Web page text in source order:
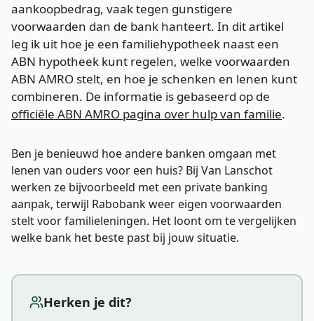
aankoopbedrag, vaak tegen gunstigere
voorwaarden dan de bank hanteert. In dit artikel
leg ik uit hoe je een familiehypotheek naast een
ABN hypotheek kunt regelen, welke voorwaarden
ABN AMRO stelt, en hoe je schenken en lenen kunt
combineren. De informatie is gebaseerd op de
officiële ABN AMRO pagina over hulp van familie.
Ben je benieuwd hoe andere banken omgaan met
lenen van ouders voor een huis? Bij Van Lanschot
werken ze bijvoorbeeld met een private banking
aanpak, terwijl Rabobankweer eigen voorwaarden
stelt voor familieleningen. Het loont om te vergelijken
welke bank het beste past bij jouw situatie.
Herken je dit?